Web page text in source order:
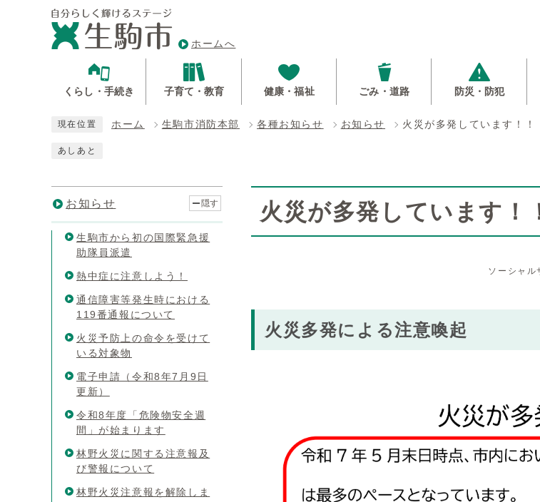
ホームへ
くらし・手続き 子育て・教育 健康・福祉 ごみ・道路 防災・防犯
現在位置 ホーム 生駒市消防本部 各種お知らせ お知らせ 火災が多発しています！！
あしあと
火災が多発しています！
ソーシャル
火災多発による注意喚起
お知らせ 隠す
生駒市から初の国際緊急援
助隊員派遣
熱中症に注意しよう！
通信障害等発生時における
119番通報について
火災予防上の命令を受けて
いる対象物
電子申請（令和8年7月9日
更新）
令和8年度「危険物安全週
間」が始まります
林野火災に関する注意報及
び警報について
林野火災注意報を解除しま